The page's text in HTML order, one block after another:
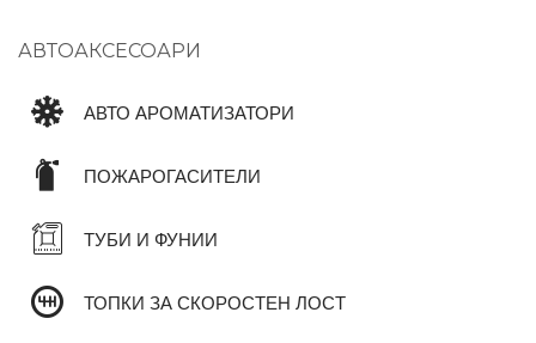
АВТОАКСЕСОАРИ
АВТО АРОМАТИЗАТОРИ
ПОЖАРОГАСИТЕЛИ
ТУБИ И ФУНИИ
ТОПКИ ЗА СКОРОСТЕН ЛОСТ